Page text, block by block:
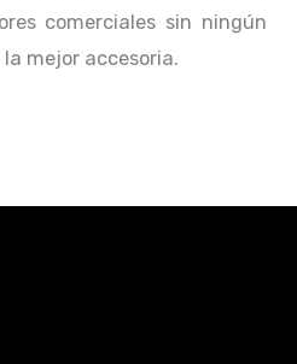
comerciales sin ningún
mejor accesoria.